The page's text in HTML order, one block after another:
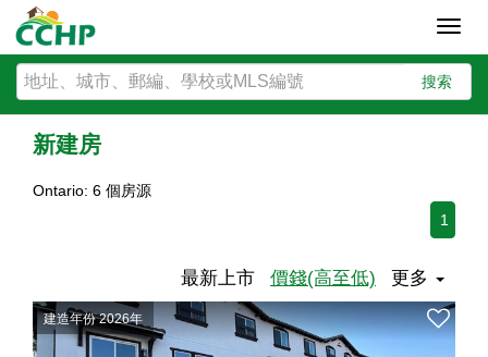
搜索
新建房
Ontario: 6 個房源
1
最新上市 價錢(高至低) 更多
建造年份 2026年